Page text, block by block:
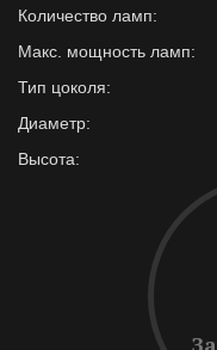
Количество ламп:
Макс. мощность ламп:
Тип цоколя:
Диаметр:
Высота: